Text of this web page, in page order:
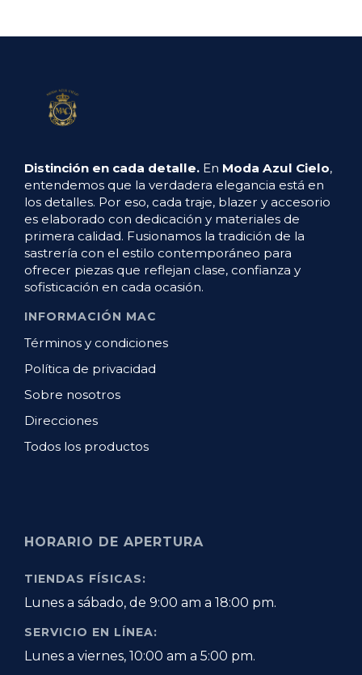
Distinción en cada detalle. En Moda Azul Cielo,
entendemos que la verdadera elegancia está en
los detalles. Por eso, cada traje, blazer y accesorio
es elaborado con dedicación y materiales de
primera calidad. Fusionamos la tradición de la
sastrería con el estilo contemporáneo para
ofrecer piezas que reflejan clase, confianza y
sofisticación en cada ocasión.
INFORMACIÓN MAC
Términos y condiciones
Política de privacidad
Sobre nosotros
Direcciones
Todos los productos
HORARIO DE APERTURA
TIENDAS FÍSICAS:
Lunes a sábado, de 9:00 am a 18:00 pm.
SERVICIO EN LÍNEA:
Lunes a viernes, 10:00 am a 5:00 pm.